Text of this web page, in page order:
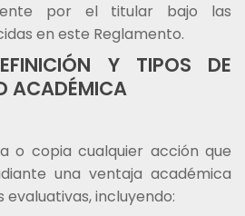
por el titular bajo las
en este Reglamento.
Y TIPOS DE
ACADÉMICA
o copia cualquier acción que
una ventaja académica
incluyendo: